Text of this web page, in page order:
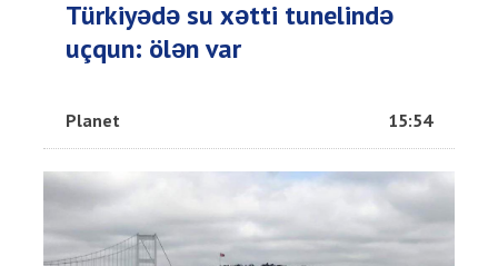
Türkiyədə su xətti tunelində
uçqun: ölən var
Planet 15:54